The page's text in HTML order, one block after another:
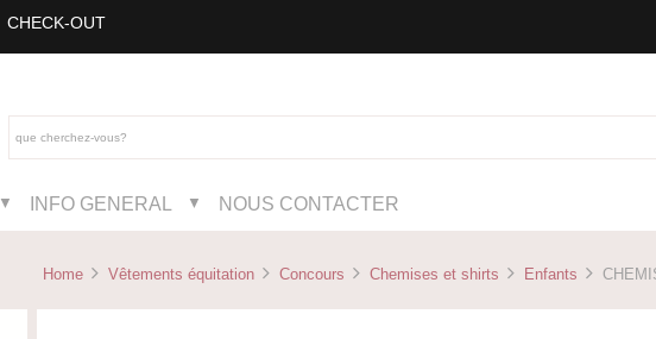
CHECK-OUT
▼ INFO GENERAL ▼ NOUS CONTACTER
Home Vêtements équitation Concours Chemises et shirts Enfants